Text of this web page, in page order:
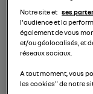
Notre site et ses
l'audience et la
également de vous
et/ou géolocalisés, et
réseaux sociaux.
A tout moment, vous
les cookies" de notre